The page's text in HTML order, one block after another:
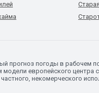
прогноз погоды в рабочем
европейского центра
некомерческого